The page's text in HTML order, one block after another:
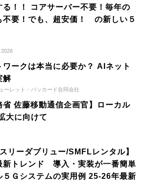
る！！ コアサーバー不要！毎年の
不要！でも、超安価！ の新しい５
ークは本当に必要か？ AIネット
解
ーレット・パッカード合同会社
省 佐藤移動通信企画官】ローカル
大に向けて
リーダブリュー/SMFLレンタル】
新トレンド 導入・実装が一番簡単
５Ｇシステムの実用例 25-26年最新